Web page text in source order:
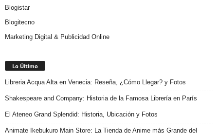
Blogistar
Blogitecno
Marketing Digital & Publicidad Online
Lo Último
Libreria Acqua Alta en Venecia: Reseña, ¿Cómo Llegar? y Fotos
Shakespeare and Company: Historia de la Famosa Librería en París
El Ateneo Grand Splendid: Historia, Ubicación y Fotos
Animate Ikebukuro Main Store: La Tienda de Anime más Grande del